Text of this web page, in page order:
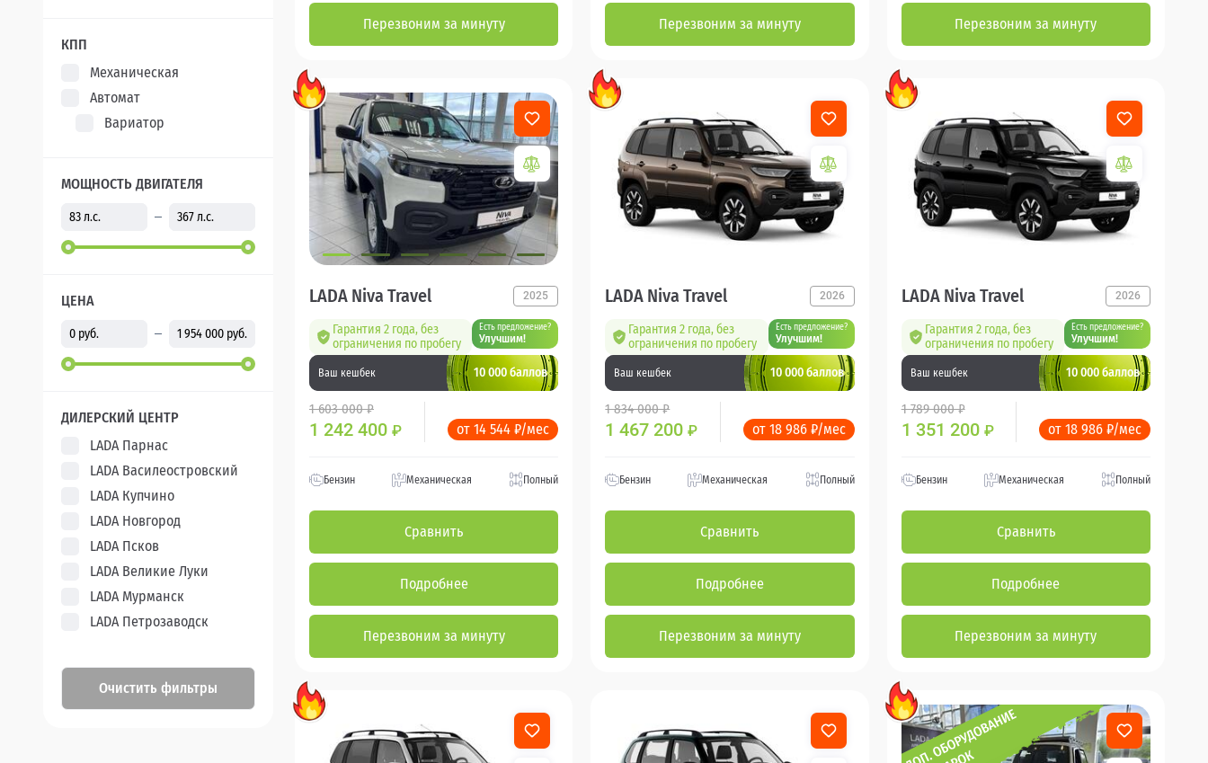
КПП
Механическая
Автомат
Вариатор
МОЩНОСТЬ ДВИГАТЕЛЯ
ЦЕНА
ДИЛЕРСКИЙ ЦЕНТР
LADA Парнас
LADA Василеостровский
LADA Купчино
LADA Новгород
LADA Псков
LADA Великие Луки
LADA Мурманск
LADA Петрозаводск
Очистить фильтры
Перезвоним за минуту Перезвоним за минуту Перезвоним за минуту
LADA Niva Travel 2025
Гарантия 2 года, без
ограничения по пробегу
Есть предложение?
Улучшим!
Ваш кешбек 10 000 баллов
1 603 000 ₽
1 242 400 ₽ от 14 544 ₽/мес
Бензин Механическая Полный
Сравнить
Подробнее
Перезвоним за минуту
LADA Niva Travel 2026
Гарантия 2 года, без
ограничения по пробегу
Есть предложение?
Улучшим!
Ваш кешбек 10 000 баллов
1 834 000 ₽
1 467 200₽ от 18 986 ₽/мес
Бензин Механическая Полный
Сравнить
Подробнее
Перезвоним за минуту
LADA Niva Travel 2026
Гарантия 2 года, без
ограничения по пробегу
Есть предложение?
Улучшим!
Ваш кешбек 10 000 баллов
1 789 000 ₽
1 351 200 ₽ от 18 986 ₽/мес
Бензин Механическая Полный
Сравнить
Подробнее
Перезвоним за минуту